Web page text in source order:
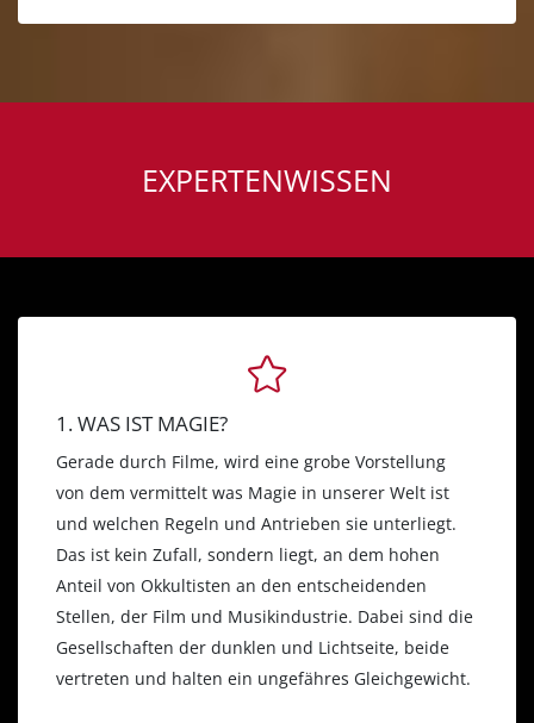
EXPERTENWISSEN
1. WAS IST MAGIE?
Gerade durch Filme, wird eine grobe Vorstellung
von dem vermittelt was Magie in unserer Welt ist
und welchen Regeln und Antrieben sie unterliegt.
Das ist kein Zufall, sondern liegt, an dem hohen
Anteil von Okkultisten an den entscheidenden
Stellen, der Film und Musikindustrie. Dabei sind die
Gesellschaften der dunklen und Lichtseite, beide
vertreten und halten ein ungefähres Gleichgewicht.